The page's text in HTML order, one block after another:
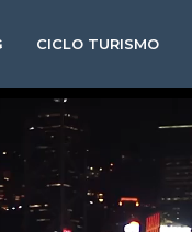
CICLO TURISMO